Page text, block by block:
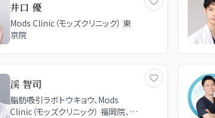
井口 優
Mods Clinic（モッズクリニック） 東
京院
渓 智司
脂肪吸引ラボトウキョウ、Mods
Clinic（モッズクリニック） 福岡院、